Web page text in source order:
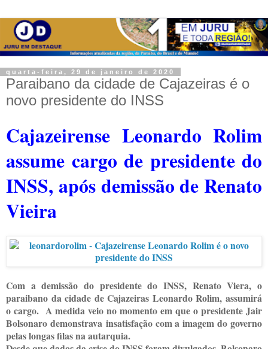
quarta-feira, 29 de janeiro de 2020
Paraibano da cidade de Cajazeiras é o
novo presidente do INSS
Cajazeirense Leonardo Rolim
assume cargo de presidente do
INSS, após demissão de Renato
Vieira
Com a demissão do presidente do INSS, Renato Viera, o
paraibano da cidade de Cajazeiras Leonardo Rolim, assumirá
o cargo. A medida veio no momento em que o presidente Jair
Bolsonaro demonstrava insatisfação com a imagem do governo
pelas longas filas na autarquia.